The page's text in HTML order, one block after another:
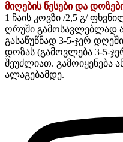
მიღების წესები და
1 ჩაის კოვზი /2,5 გ/
ღრუში გამოსავლებლად
გასაწუწნად 3-5-ჯერ
დოზას (გამოვლება 3-5-
შეუძლიათ. გამოიყენება
ალაგებამდე.